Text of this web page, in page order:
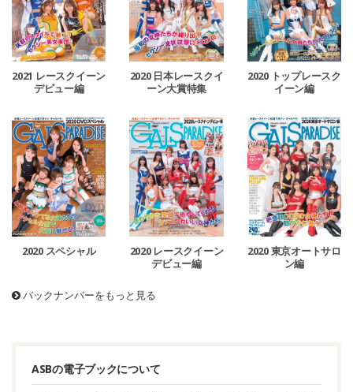
2021 レースクイーン
デビュー編
2020 日本レースクイ
ーン大賞特集
2020 トップレースク
イーン編
2020 スペシャル
2020 レースクイーン
デビュー編
2020 東京オートサロ
ン編
バックナンバーをもっと見る
ASBの電子ブックについて